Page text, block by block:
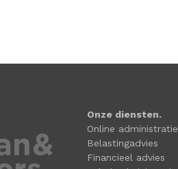
Onze diensten.
Online administratie
Belastingadvies
Financieel advies